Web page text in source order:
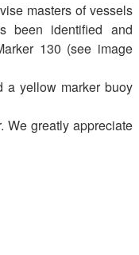
masters of vessels
been identified and
130 (see image
a yellow marker buoy
We greatly appreciate